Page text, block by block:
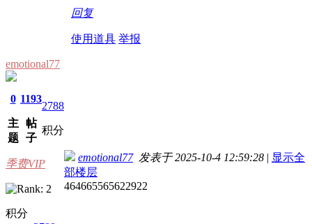
回复
使用道具 举报
emotional77
0
主
题
1193
帖
子
2788
积分
季费VIP
积分
emotional77发表于 2025-10-4 12:59:28 | 显示全
部楼层
464665565622922